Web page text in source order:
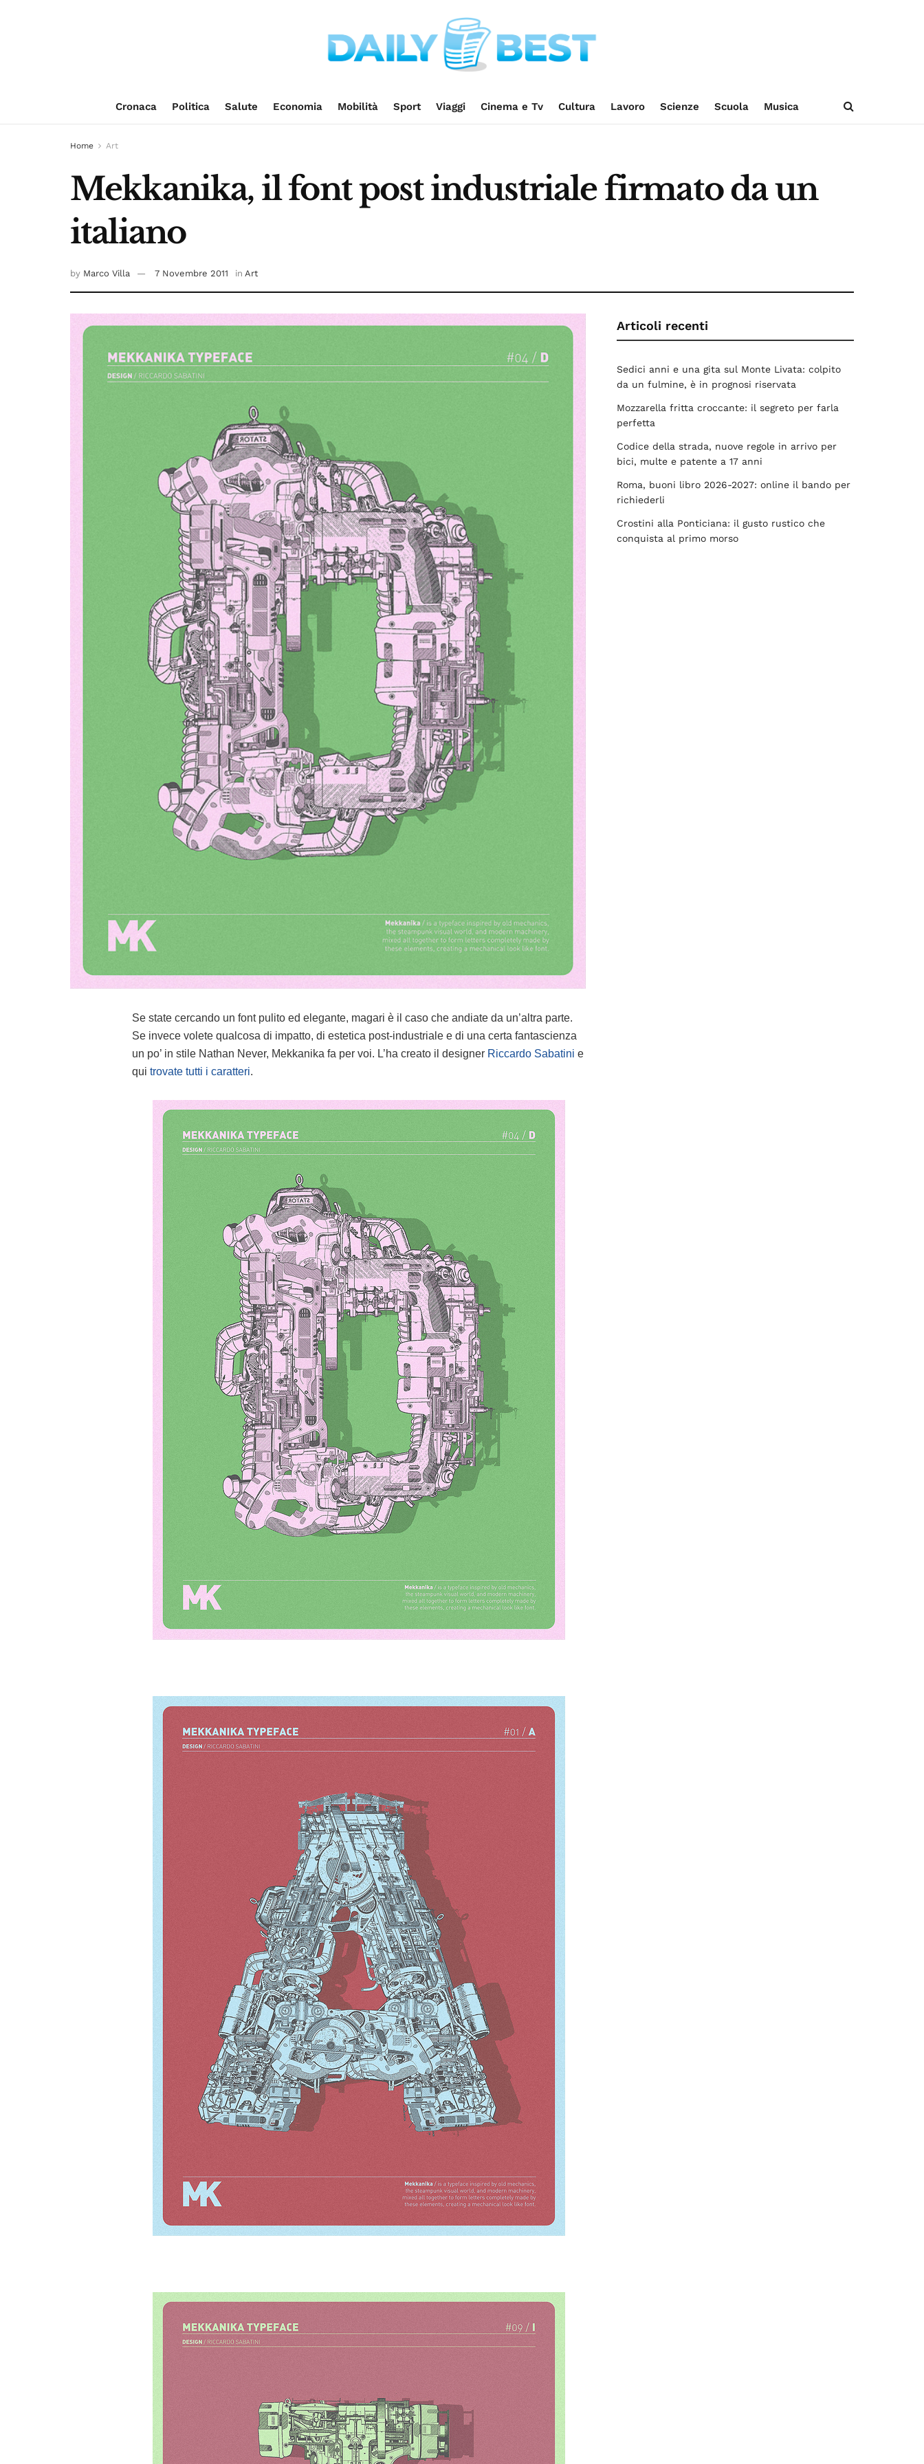
Cronaca Politica Salute Economia Mobilità Sport Viaggi Cinema e Tv Cultura Lavoro Scienze Scuola Musica
Home Art
Mekkanika, il font post industriale firmato da un
italiano
by Marco Villa 7 Novembre 2011 in Art
Se state cercando un font pulito ed elegante, magari è il caso che andiate da un’altra parte.
Se invece volete qualcosa di impatto, di estetica post-industriale e di una certa fantascienza
un po’ in stile Nathan Never, Mekkanika fa per voi. L’ha creato il designer Riccardo Sabatini e
qui trovate tutti i caratteri.
Articoli recenti
Sedici anni e una gita sul Monte Livata: colpito
da un fulmine, è in prognosi riservata
Mozzarella fritta croccante: il segreto per farla
perfetta
Codice della strada, nuove regole in arrivo per
bici, multe e patente a 17 anni
Roma, buoni libro 2026-2027: online il bando per
richiederli
Crostini alla Ponticiana: il gusto rustico che
conquista al primo morso